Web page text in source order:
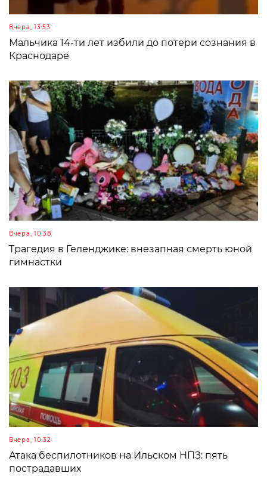
Вчера, 13:53
Мальчика 14-ти лет избили до потери сознания в
Краснодаре
Вчера, 10:38
Трагедия в Геленджике: внезапная смерть юной
гимнастки
Вчера, 10:32
Атака беспилотников на Ильском НПЗ: пять
пострадавших